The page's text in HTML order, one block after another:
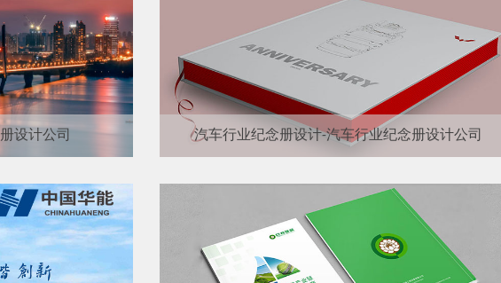
设计公司 汽车行业纪念册设计-汽车行业纪念册设计公司